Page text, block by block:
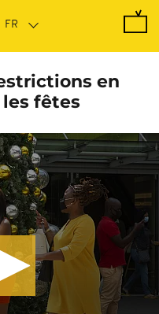
en
fêtes